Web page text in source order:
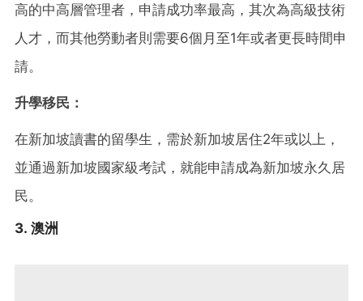
高的中高層管理者，申請成功率最高，其次為高級技術
人才，而其他勞動者則需要6個月至1年或者更長時間申
請。
升學移民：
在新加坡讀書的留學生，需於新加坡居住2年或以上，
並通過新加坡國家級考試，就能申請成為新加坡永久居
民。
3. 澳洲